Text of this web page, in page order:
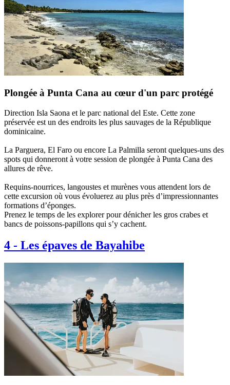
Plongée à Punta Cana au cœur d'un parc protégé
Direction Isla Saona et le parc national del Este. Cette zone
préservée est un des endroits les plus sauvages de la République
dominicaine.
La Parguera, El Faro ou encore La Palmilla seront quelques-uns des
spots qui donneront à votre session de plongée à Punta Cana des
allures de rêve.
Requins-nourrices, langoustes et murènes vous attendent lors de
cette excursion où vous évoluerez au plus près d’impressionnantes
formations d’éponges.
Prenez le temps de les explorer pour dénicher les gros crabes et
bancs de poissons-papillons qui s’y cachent.
4 - Les épaves de Bayahibe